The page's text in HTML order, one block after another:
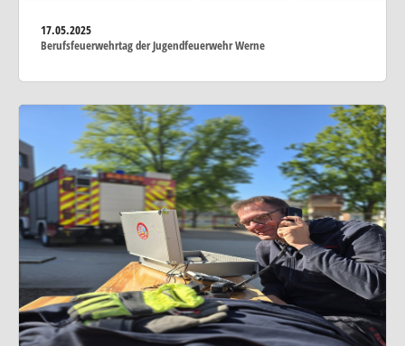
17.05.2025
Berufsfeuerwehrtag der Jugendfeuerwehr Werne